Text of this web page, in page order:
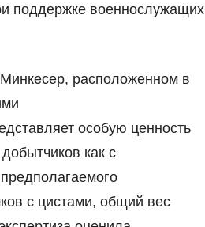
поддержке военнослужащих
расположенном в
особую ценность
как с
с цистами, общий вес